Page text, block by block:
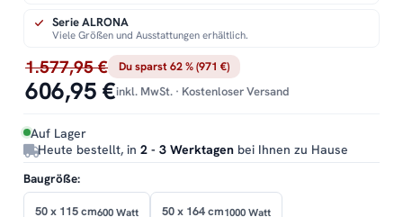
1.577,95 € Du sparst 62 % (971 €)
606,95 €inkl. MwSt. · Kostenloser Versand
Auf Lager
Heute bestellt, in 2 - 3 Werktagen bei Ihnen zu Hause
Serie ALRONA
Viele Größen und Ausstattungen erhältlich.
Baugröße:
50 x 115 cm600 Watt 50 x 164 cm1000 Watt